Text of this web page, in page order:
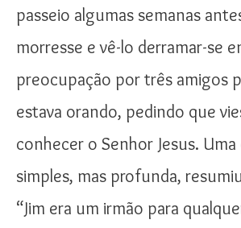
passeio algumas semanas
morresse e vê-lo derramar-se
preocupação por três amigos
estava orando, pedindo que
conhecer o Senhor Jesus.
simples, mas profunda,
“Jim era um irmão para